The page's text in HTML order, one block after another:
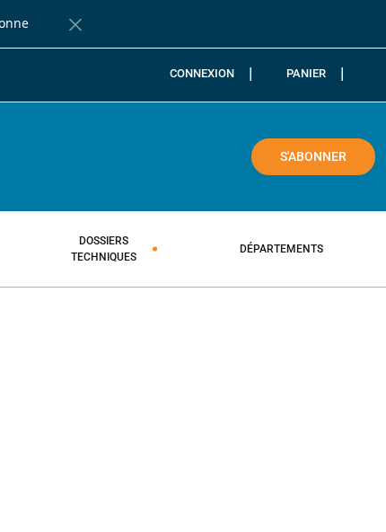
Fermer la barre de notification
CONNEXION PANIER
S'ABONNER
DOSSIERS
TECHNIQUES
DÉPARTEMENTS